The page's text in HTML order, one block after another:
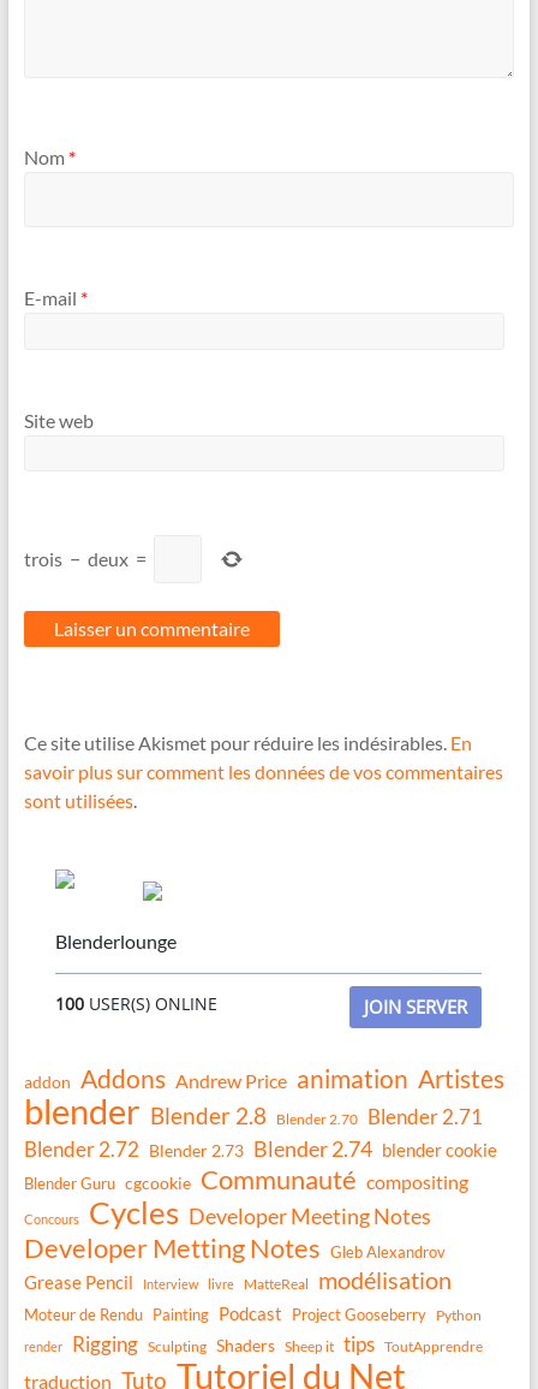
Nom *
E-mail *
Site web
trois − deux =
Ce site utilise Akismet pour réduire les indésirables. En
savoir plus sur comment les données de vos commentaires
sont utilisées.
Blenderlounge
100 USER(S) ONLINE JOIN SERVER
addon Addons Andrew Price animation Artistes
blender Blender 2.8 Blender 2.70
Blender 2.71
Blender 2.72 Blender 2.73 Blender 2.74 blender cookie
Blender Guru cgcookie Communauté compositing
Concours Cycles Developer Meeting Notes
Developer Metting Notes Gleb Alexandrov
Grease Pencil Interview livre MatteReal modélisation
Moteur de Rendu Painting Podcast Project Gooseberry Python
render Rigging Sculpting Shaders Sheep it tips ToutApprendre
traduction Tuto Tutoriel du Net